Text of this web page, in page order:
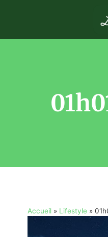
Accueil» Lifestyle »